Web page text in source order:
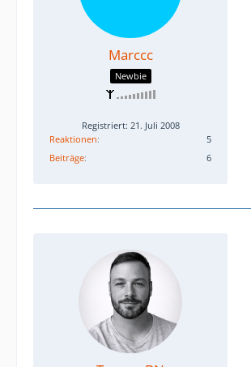
Marccc
Newbie
Registriert: 21. Juli 2008
Reaktionen
5
Beiträge
6